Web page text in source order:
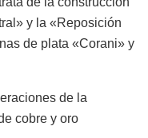
y la «Reposición
de plata «Corani» y
de la
cobre y oro